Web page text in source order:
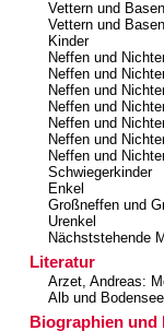
Vettern und
Vettern und
Kinder
Neffen und
Neffen und
Neffen und
Neffen und
Neffen und
Neffen und
Neffen und
Schwiegerkinder
Enkel
Großneffen und
Urenkel
Nächststehende
Literatur
Arzet, Andreas:
Alb und
Biographien und